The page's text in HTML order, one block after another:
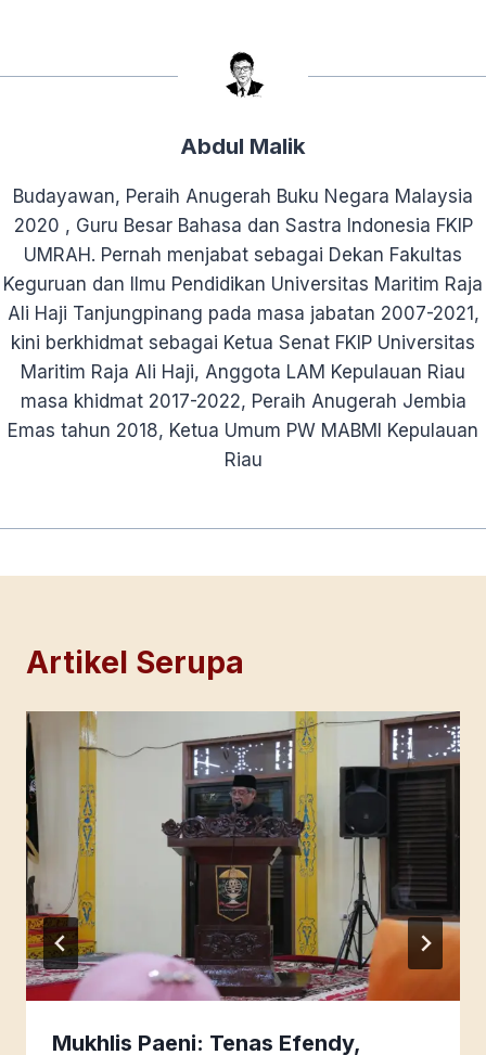
Abdul Malik
Budayawan, Peraih Anugerah Buku Negara Malaysia
2020 , Guru Besar Bahasa dan Sastra Indonesia FKIP
UMRAH. Pernah menjabat sebagai Dekan Fakultas
Keguruan dan Ilmu Pendidikan Universitas Maritim Raja
Ali Haji Tanjungpinang pada masa jabatan 2007-2021,
kini berkhidmat sebagai Ketua Senat FKIP Universitas
Maritim Raja Ali Haji, Anggota LAM Kepulauan Riau
masa khidmat 2017-2022, Peraih Anugerah Jembia
Emas tahun 2018, Ketua Umum PW MABMI Kepulauan
Riau
Artikel Serupa
Mukhlis Paeni: Tenas Efendy,